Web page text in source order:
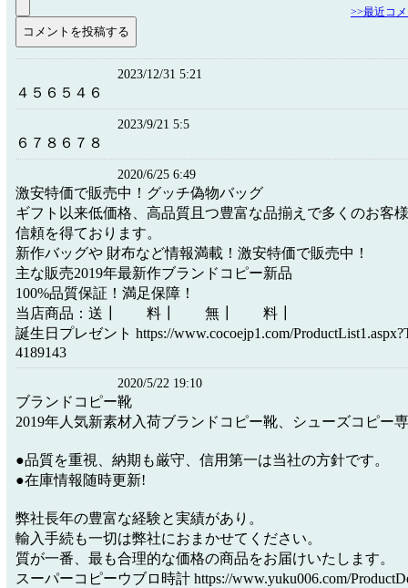
>>最近コ
2023/12/31 5:21
４５６５４６
2023/9/21 5:5
６７８６７８
2020/6/25 6:49
激安特価で販売中！グッチ偽物バッグ
ギフト以来低価格、高品質且つ豊富な品揃えで多くのお客
信頼を得ております。
新作バッグや 財布など情報満載！激安特価で販売中！
主な販売2019年最新作ブランドコピー新品
100%品質保証！満足保障！
当店商品：送┃ 料┃ 無┃ 料┃
誕生日プレゼント https://www.cocoejp1.com/
4189143
2020/5/22 19:10
ブランドコピー靴
2019年人気新素材入荷ブランドコピー靴、シューズコピー
●品質を重視、納期も厳守、信用第一は当社の方針です。
●在庫情報随時更新!
弊社長年の豊富な経験と実績があり。
輸入手続も一切は弊社におまかせてください。
質が一番、最も合理的な価格の商品をお届けいたします。
スーパーコピーウブロ時計 https://www.yuku006.com/